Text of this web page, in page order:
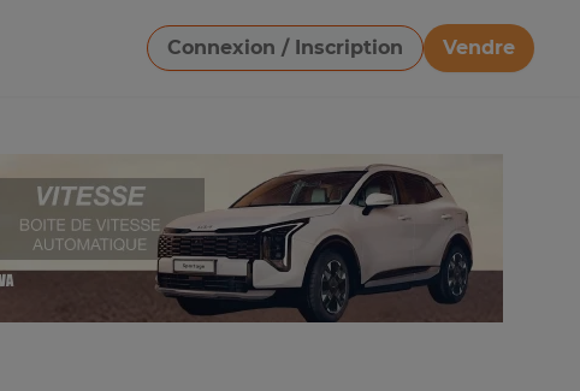
Connexion / Inscription
Vendre
Télécharger une image